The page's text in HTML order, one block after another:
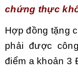
chứng thực
Hợp đồng tặng
phải được
điểm a khoản 3